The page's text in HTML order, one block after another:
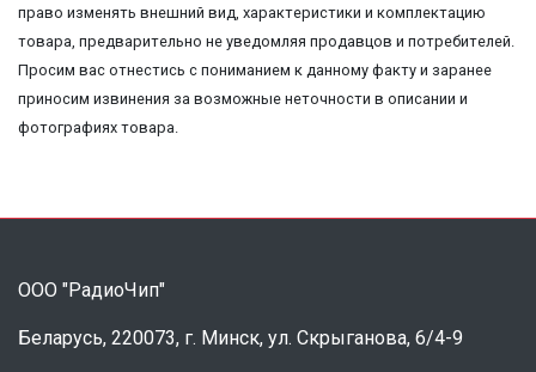
право изменять внешний вид, характеристики и комплектацию
товара, предварительно не уведомляя продавцов и потребителей.
Просим вас отнестись с пониманием к данному факту и заранее
приносим извинения за возможные неточности в описании и
фотографиях товара.
ООО "РадиоЧип"
Беларусь, 220073, г. Минск, ул. Скрыганова, 6/4-9